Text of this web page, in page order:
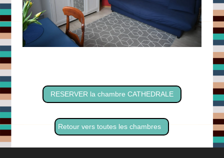
RESERVER la chambre CATHEDRALE
Retour vers toutes les chambres